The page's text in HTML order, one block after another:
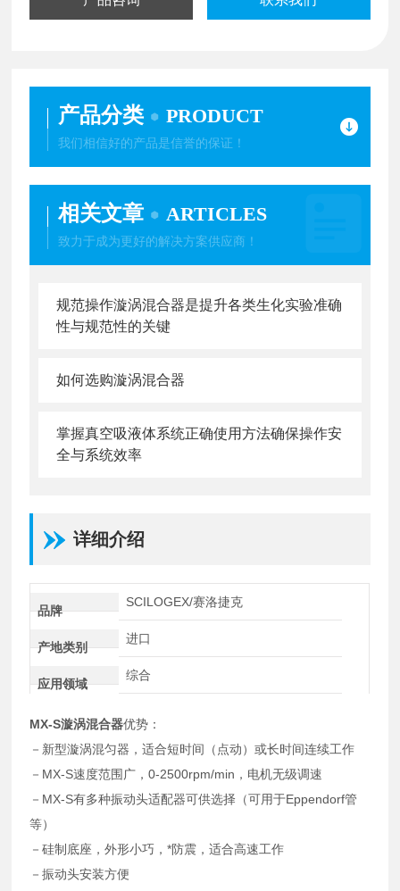
产品分类 PRODUCT
我们相信好的产品是信誉的保证！
相关文章 ARTICLES
致力于成为更好的解决方案供应商！
规范操作漩涡混合器是提升各类生化实验准确
性与规范性的关键
如何选购漩涡混合器
掌握真空吸液体系统正确使用方法确保操作安
全与系统效率
详细介绍
品牌
SCILOGEX/赛洛捷克
产地类别
进口
应用领域
综合
MX-S漩涡混合器优势：
－新型漩涡混匀器，适合短时间（点动）或长时间连续工作
－MX-S速度范围广，0-2500rpm/min，电机无级调速
－MX-S有多种振动头适配器可供选择（可用于Eppendorf管
等）
－硅制底座，外形小巧，*防震，适合高速工作
－振动头安装方便